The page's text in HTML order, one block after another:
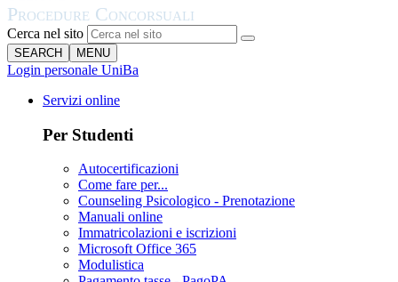
Cerca nel sito
SEARCH MENU
Login personale UniBa
Servizi online
Per Studenti
Autocertificazioni
Come fare per...
Counseling Psicologico - Prenotazione
Manuali online
Immatricolazioni e iscrizioni
Microsoft Office 365
Modulistica